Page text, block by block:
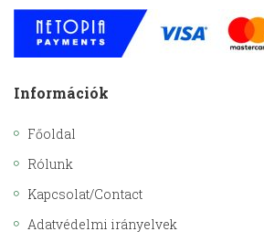
Információk
Főoldal
Rólunk
Kapcsolat/Contact
Adatvédelmi irányelvek